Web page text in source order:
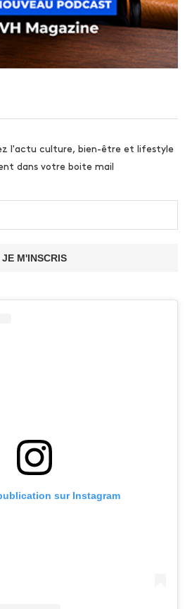
l'actu culture, bien-être et lifestyle
dans votre boite mail
JE M'INSCRIS
sur Instagram